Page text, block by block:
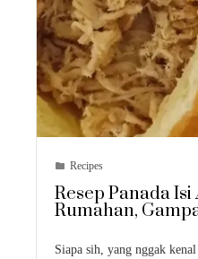
Recipes
Resep Panada
Rumahan,
Siapa sih, yang nggak